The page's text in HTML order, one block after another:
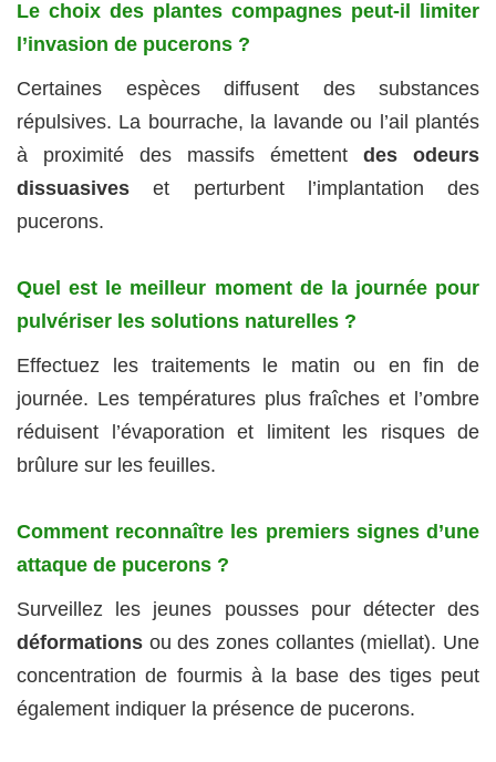
Le choix des plantes compagnes peut-il limiter
l’invasion de pucerons ?
Certaines espèces diffusent des substances
répulsives. La bourrache, la lavande ou l’ail plantés
à proximité des massifs émettent des odeurs
dissuasives et perturbent l’implantation des
pucerons.
Quel est le meilleur moment de la journée pour
pulvériser les solutions naturelles ?
Effectuez les traitements le matin ou en fin de
journée. Les températures plus fraîches et l’ombre
réduisent l’évaporation et limitent les risques de
brûlure sur les feuilles.
Comment reconnaître les premiers signes d’une
attaque de pucerons ?
Surveillez les jeunes pousses pour détecter des
déformations ou des zones collantes (miellat). Une
concentration de fourmis à la base des tiges peut
également indiquer la présence de pucerons.